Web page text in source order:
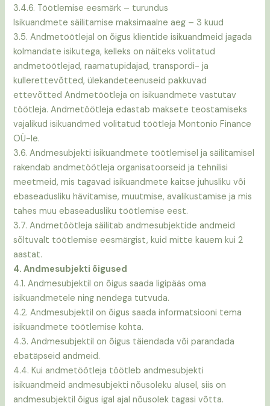
3.4.6. Töötlemise eesmärk – turundus
Isikuandmete säilitamise maksimaalne aeg – 3 kuud
3.5. Andmetöötlejal on õigus klientide isikuandmeid jagada
kolmandate isikutega, kelleks on näiteks volitatud
andmetöötlejad, raamatupidajad, transpordi- ja
kullerettevõtted, ülekandeteenuseid pakkuvad
ettevõtted Andmetöötleja on isikuandmete vastutav
töötleja. Andmetöötleja edastab maksete teostamiseks
vajalikud isikuandmed volitatud töötleja Montonio Finance
OÜ-le.
3.6. Andmesubjekti isikuandmete töötlemisel ja säilitamisel
rakendab andmetöötleja organisatoorseid ja tehnilisi
meetmeid, mis tagavad isikuandmete kaitse juhusliku või
ebaseadusliku hävitamise, muutmise, avalikustamise ja mis
tahes muu ebaseadusliku töötlemise eest.
3.7. Andmetöötleja säilitab andmesubjektide andmeid
sõltuvalt töötlemise eesmärgist, kuid mitte kauem kui 2
aastat.
4. Andmesubjekti õigused
4.1. Andmesubjektil on õigus saada ligipääs oma
isikuandmetele ning nendega tutvuda.
4.2. Andmesubjektil on õigus saada informatsiooni tema
isikuandmete töötlemise kohta.
4.3. Andmesubjektil on õigus täiendada või parandada
ebatäpseid andmeid.
4.4. Kui andmetöötleja töötleb andmesubjekti
isikuandmeid andmesubjekti nõusoleku alusel, siis on
andmesubjektil õigus igal ajal nõusolek tagasi võtta.